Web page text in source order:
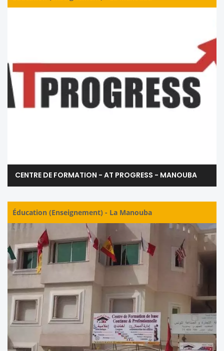
CENTRE DE FORMATION - AT PROGRESS - MANOUBA
Éducation (Enseignement) - La Manouba